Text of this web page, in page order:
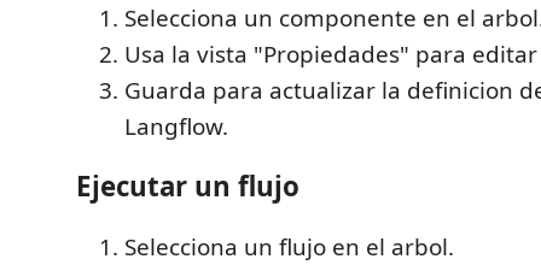
Selecciona un componente en el
Usa la vista "Propiedades" para
Guarda para actualizar la definicion
Langflow.
Ejecutar un flujo
Selecciona un flujo en el arbol.